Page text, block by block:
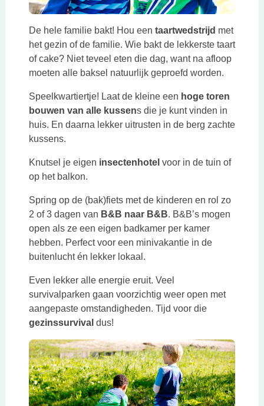
De hele familie bakt! Hou een taartwedstrijd met
het gezin of de familie. Wie bakt de lekkerste taart
of cake? Niet teveel eten die dag, want na afloop
moeten alle baksel natuurlijk geproefd worden.
Speelkwartiertje! Laat de kleine een hoge toren
bouwen van alle kussens die je kunt vinden in
huis. En daarna lekker uitrusten in de berg zachte
kussens.
Knutsel je eigen insectenhotel voor in de tuin of
op het balkon.
Spring op de (bak)fiets met de kinderen en rol zo
2 of 3 dagen van B&B naar B&B. B&B’s mogen
open als ze een eigen badkamer per kamer
hebben. Perfect voor een minivakantie in de
buitenlucht én lekker lokaal.
Even lekker alle energie eruit. Veel
survivalparken gaan voorzichtig weer open met
aangepaste omstandigheden. Tijd voor die
gezinssurvival dus!